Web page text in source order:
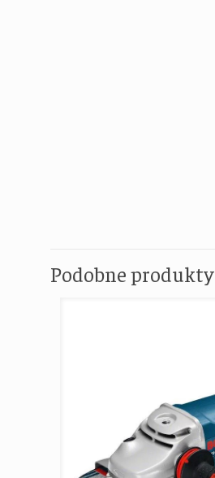
Podobne produkty